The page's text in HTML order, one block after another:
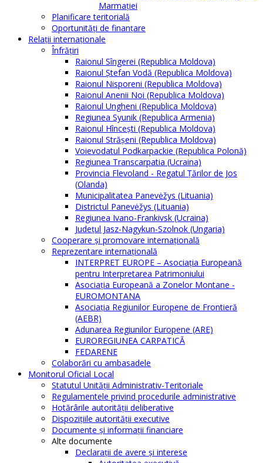
Marmației
Planificare teritorială
Oportunităţi de finanţare
Relaţii internaţionale
Înfrăţiri
Raionul Sîngerei (Republica Moldova)
Raionul Ștefan Vodă (Republica Moldova)
Raionul Nisporeni (Republica Moldova)
Raionul Anenii Noi (Republica Moldova)
Raionul Ungheni (Republica Moldova)
Regiunea Syunik (Republica Armenia)
Raionul Hîncești (Republica Moldova)
Raionul Străşeni (Republica Moldova)
Voievodatul Podkarpackie (Republica Polonă)
Regiunea Transcarpatia (Ucraina)
Provincia Flevoland - Regatul Ţărilor de Jos
(Olanda)
Municipalitatea Panevėžys (Lituania)
Districtul Panevėžys (Lituania)
Regiunea Ivano-Frankivsk (Ucraina)
Judeţul Jasz-Nagykun-Szolnok (Ungaria)
Cooperare şi promovare internaţională
Reprezentare internaţională
INTERPRET EUROPE – Asociația Europeană
pentru Interpretarea Patrimoniului
Asociația Europeană a Zonelor Montane -
EUROMONTANA
Asociația Regiunilor Europene de Frontieră
(AEBR)
Adunarea Regiunilor Europene (ARE)
EUROREGIUNEA CARPATICĂ
FEDARENE
Colaborări cu ambasadele
Monitorul Oficial Local
Statutul Unităţii Administrativ-Teritoriale
Regulamentele privind procedurile administrative
Hotărârile autorităţii deliberative
Dispoziţiile autorităţii executive
Documente şi informaţii financiare
Alte documente
Declaraţii de avere şi interese